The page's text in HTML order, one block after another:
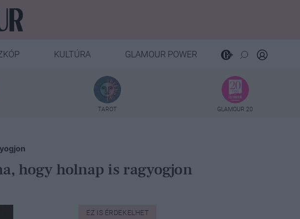
KULTÚRA GLAMOUR POWER
TAROT GLAMOUR 20
hogy holnap is ragyogjon
EZ IS ÉRDEKELHET